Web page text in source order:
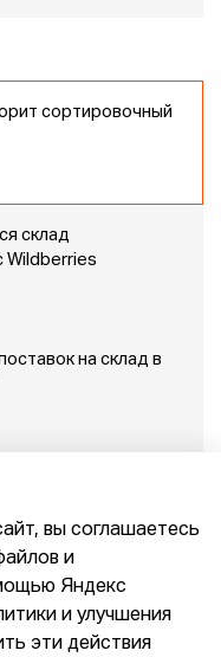
сортировочный
склад
Wildberries
на склад в
сооснователя
вы соглашаетесь
и
Яндекс
и улучшения
эти действия